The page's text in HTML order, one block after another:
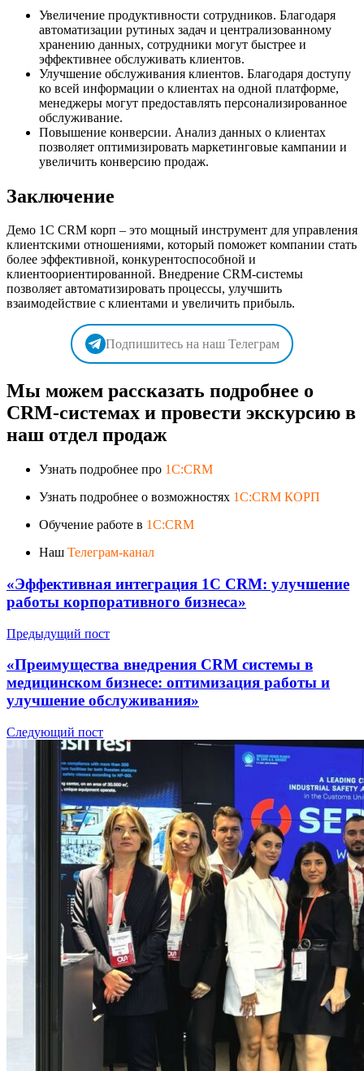
Увеличение продуктивности сотрудников. Благодаря
автоматизации рутиных задач и централизованному
хранению данных, сотрудники могут быстрее и
эффективнее обслуживать клиентов.
Улучшение обслуживания клиентов. Благодаря доступу
ко всей информации о клиентах на одной платформе,
менеджеры могут предоставлять персонализированное
обслуживание.
Повышение конверсии. Анализ данных о клиентах
позволяет оптимизировать маркетинговые кампании и
увеличить конверсию продаж.
Заключение
Демо 1С CRM корп – это мощный инструмент для управления
клиентскими отношениями, который поможет компании стать
более эффективной, конкурентоспособной и
клиентоориентированной. Внедрение CRM-системы
позволяет автоматизировать процессы, улучшить
взаимодействие с клиентами и увеличить прибыль.
Подпишитесь на наш Телеграм
Мы можем рассказать подробнее о
CRM-системах и провести экскурсию в
наш отдел продаж
Узнать подробнее про 1C:CRM
Узнать подробнее о возможностях 1C:CRM КОРП
Обучение работе в 1C:CRM
Наш Телеграм-канал
«Эффективная интеграция 1C CRM: улучшение
работы корпоративного бизнеса»
Предыдущий пост
«Преимущества внедрения CRM системы в
медицинском бизнесе: оптимизация работы и
улучшение обслуживания»
Следующий пост